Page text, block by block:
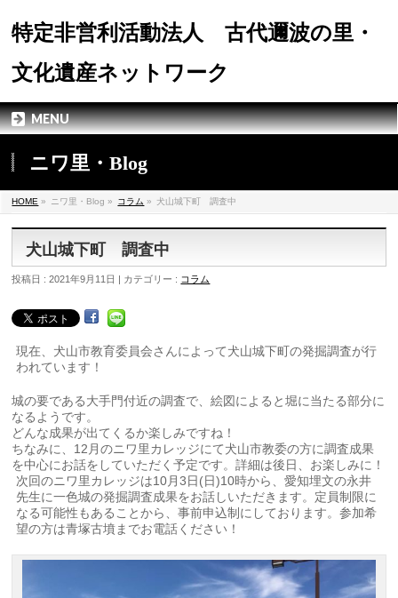
特定非営利活動法人 古代邇波の里・
文化遺産ネットワーク
MENU
ニワ里・Blog
HOME » ニワ里・Blog » コラム » 犬山城下町 調査中
犬山城下町 調査中
投稿日 : 2021年9月11日 | カテゴリー : コラム
現在、犬山市教育委員会さんによって犬山城下町の発掘調査が行
われています！
城の要である大手門付近の調査で、絵図によると堀に当たる部分に
なるようです。
どんな成果が出てくるか楽しみですね！
ちなみに、12月のニワ里カレッジにて犬山市教委の方に調査成果
を中心にお話をしていただく予定です。詳細は後日、お楽しみに！
次回のニワ里カレッジは10月3日(日)10時から、愛知埋文の永井
先生に一色城の発掘調査成果をお話しいただきます。定員制限に
なる可能性もあることから、事前申込制にしております。参加希
望の方は青塚古墳までお電話ください！